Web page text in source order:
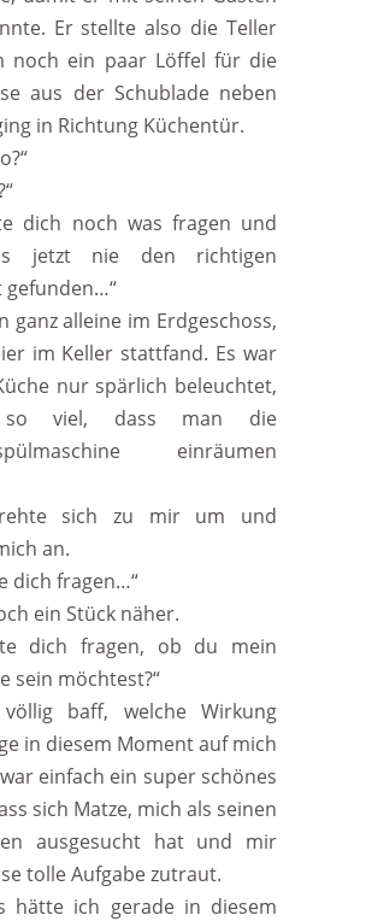
Er stellte also die Teller
noch ein paar Löffel für die
aus der Schublade neben
in Richtung Küchentür.
dich noch was fragen und
jetzt nie den richtigen
gefunden…“
ganz alleine im Erdgeschoss,
im Keller stattfand. Es war
nur spärlich beleuchtet,
so viel, dass man die
einräumen
sich zu mir um und
an.
dich fragen…“
ein Stück näher.
dich fragen, ob du mein
sein möchtest?“
baff, welche Wirkung
in diesem Moment auf mich
einfach ein super schönes
sich Matze, mich als seinen
ausgesucht hat und mir
tolle Aufgabe zutraut.
hätte ich gerade in diesem